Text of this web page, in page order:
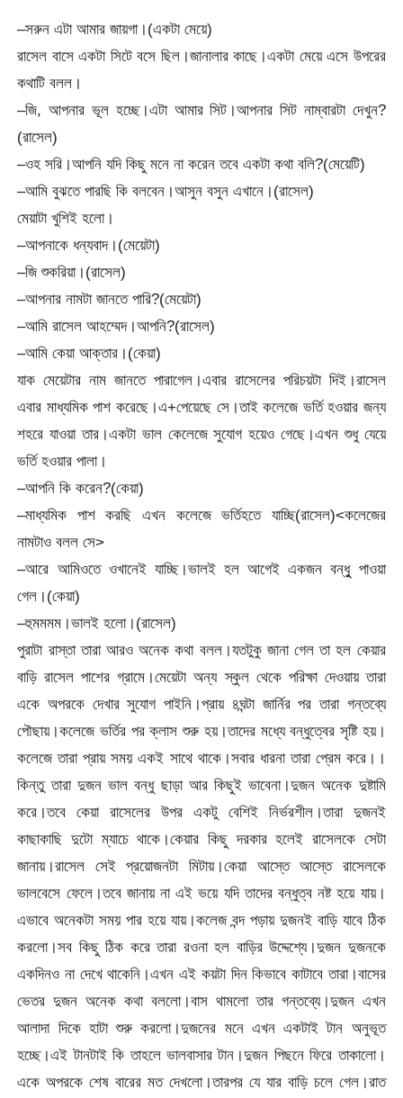
–সরুন এটা আমার জায়গা।(একটা মেয়ে)
রাসেল বাসে একটা সিটে বসে ছিল।জানালার কাছে।একটা মেয়ে এসে উপরের
কথাটি বলল।
–জি, আপনার ভূল হচ্ছে।এটা আমার সিট।আপনার সিট নাম্বারটা দেখুন?
(রাসেল)
–ওহ সরি।আপনি যদি কিছু মনে না করেন তবে একটা কথা বলি?(মেয়েটি)
–আমি বুঝতে পারছি কি বলবেন।আসুন বসুন এখানে।(রাসেল)
মেয়াটা খুশিই হলো।
–আপনাকে ধন্যবাদ।(মেয়েটা)
–জি শুকরিয়া।(রাসেল)
–আপনার নামটা জানতে পারি?(মেয়েটা)
–আমি রাসেল আহম্মেদ।আপনি?(রাসেল)
–আমি কেয়া আক্তার।(কেয়া)
যাক মেয়েটার নাম জানতে পারাগেল।এবার রাসেলের পরিচয়টা দিই।রাসেল
এবার মাধ্যমিক পাশ করেছে।এ+পেয়েছে সে।তাই কলেজে ভর্তি হওয়ার জন্য
শহরে যাওয়া তার।একটা ভাল কেলেজে সুযোগ হয়েও গেছে।এখন শুধু যেয়ে
ভর্তি হওয়ার পালা।
–আপনি কি করেন?(কেয়া)
–মাধ্যমিক পাশ করছি এখন কলেজে ভর্তিহতে যাচ্ছি(রাসেল)<কলেজের
নামটাও বলল সে>
–আরে আমিওতে ওখানেই যাচ্ছি।ভালই হল আগেই একজন বন্ধুু পাওয়া
গেল।(কেয়া)
–হুমমমম।ভালই হলো।(রাসেল)
পুরাটা রাস্তা তারা আরও অনেক কথা বলল।যতটুকু জানা গেল তা হল কেয়ার
বাড়ি রাসেল পাশের গ্রামে।মেয়েটা অন্য স্কুল থেকে পরিক্ষা দেওয়ায় তারা
একে অপরকে দেখার সুযোগ পাইনি।প্রায় ৪ঘন্টা জার্নির পর তারা গন্তব্যে
পৌছায়।কলেজে ভর্তির পর ক্লাস শুরু হয়।তাদের মধ্যে বন্ধুত্বের সৃষ্টি হয়।
কলেজে তারা প্রায় সময় একই সাথে থাকে।সবার ধারনা তারা প্রেম করে।।
কিন্তু তারা দুজন ভাল বন্ধু ছাড়া আর কিছুই ভাবেনা।দুজন অনেক দুষ্টামি
করে।তবে কেয়া রাসেলের উপর একটু বেশিই নির্ভরশীল।তারা দুজনই
কাছাকাছি দুটো ম্যাচে থাকে।কেয়ার কিছু দরকার হলেই রাসেলকে সেটা
জানায়।রাসেল সেই প্রয়োজনটা মিটায়।কেয়া আস্তে আস্তে রাসেলকে
ভালবেসে ফেলে।তবে জানায় না এই ভয়ে যদি তাদের বন্ধুত্ব নষ্ট হয়ে যায়।
এভাবে অনেকটা সময় পার হয়ে যায়।কলেজ বন্দ পড়ায় দুজনই বাড়ি যাবে ঠিক
করলো।সব কিছু ঠিক করে তারা রওনা হল বাড়ির উদ্দেশ্যে।দুজন দুজনকে
একদিনও না দেখে থাকেনি।এখন এই কয়টা দিন কিভাবে কাটাবে তারা।বাসের
ভেতর দুজন অনেক কথা বললো।বাস থামলো তার গন্তব্যে।দুজন এখন
আলাদা দিকে হাটা শুরু করলো।দুজনের মনে এখন একটাই টান অনুভূত
হচ্ছে।এই টানটাই কি তাহলে ভালবাসার টান।দুজন পিছনে ফিরে তাকালো।
একে অপরকে শেষ বারের মত দেখলো।তারপর যে যার বাড়ি চলে গেল।রাত